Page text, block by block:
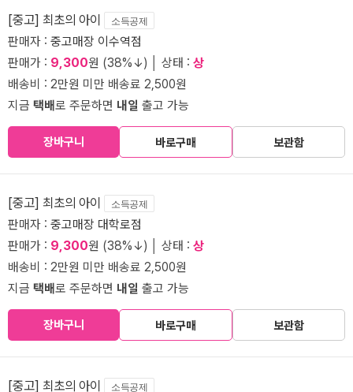
[중고] 최초의 아이 소득공제
판매자 : 중고매장 이수역점
판매가 : 9,300원 (38%↓) │ 상태 : 상
배송비 : 2만원 미만 배송료 2,500원
지금 택배로 주문하면 내일 출고 가능
장바구니 바로구매 보관함
[중고] 최초의 아이 소득공제
판매자 : 중고매장 대학로점
판매가 : 9,300원 (38%↓) │ 상태 : 상
배송비 : 2만원 미만 배송료 2,500원
지금 택배로 주문하면 내일 출고 가능
장바구니 바로구매 보관함
[중고] 최초의 아이 소득공제